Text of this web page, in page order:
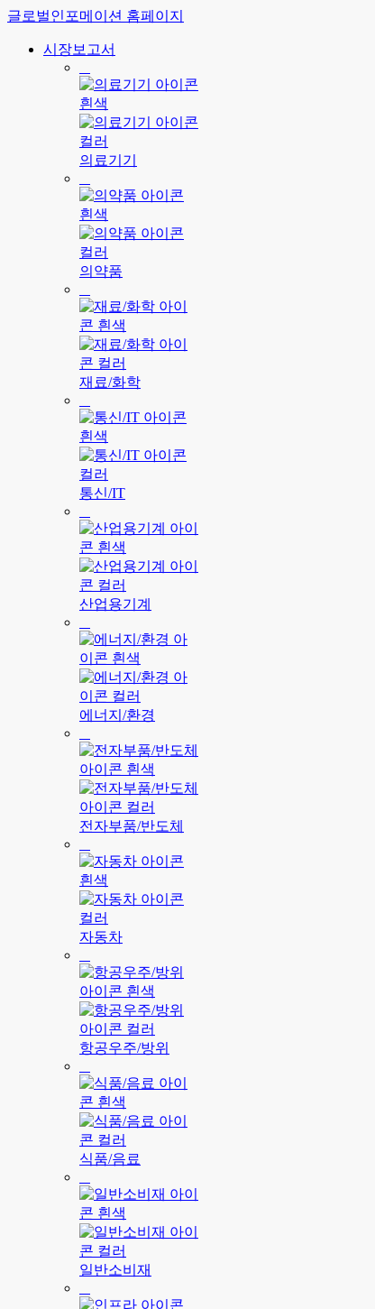
글로벌인포메이션 홈페이지
시장보고서
의료기기
의약품
재료/화학
통신/IT
산업용기계
에너지/환경
전자부품/반도체
자동차
항공우주/방위
식품/음료
일반소비재